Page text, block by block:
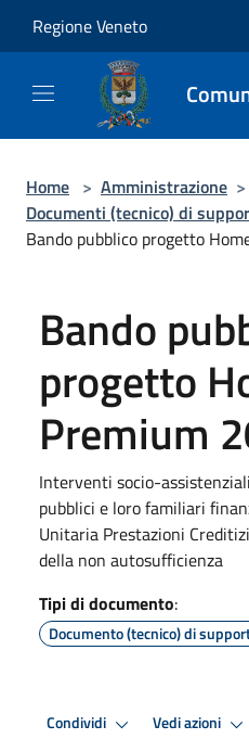
Regione Veneto
Home > Amministrazione >
Documenti (tecnico) di
Bando pubblico progetto
Bando
progetto
Premium
Interventi socio-
pubblici e loro familiari
Unitaria Prestazioni
della non autosufficienza
Tipi di documento:
Documento (tecnico) di
Condividi Vedi azioni